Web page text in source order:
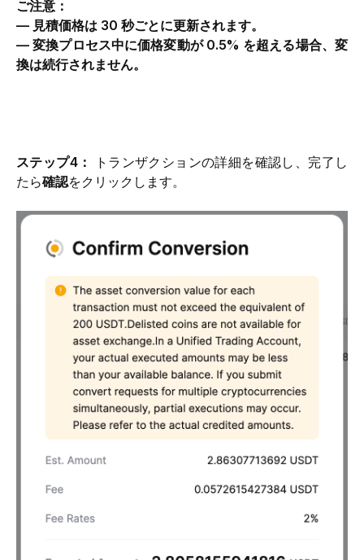
ご注意：
— 見積価格は 30 秒ごとに更新されます。
— 変換プロセス中に価格変動が 0.5% を超える場合、変
換は続行されません。
ステップ4： トランザクションの詳細を確認し、 完了し
たら確認をクリックします。